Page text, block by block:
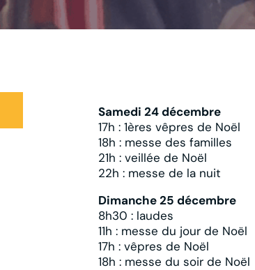
Samedi 24 décembre
17h : 1ères vêpres de Noël
18h : messe des familles
21h : veillée de Noël
22h : messe de la nuit
Dimanche 25 décembre
8h30 : laudes
11h : messe du jour de Noël
17h : vêpres de Noël
18h : messe du soir de Noël